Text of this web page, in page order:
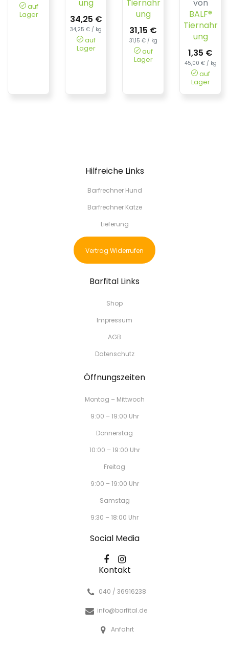
auf
Lager
ung
34,25 €
34,25 € / kg
auf
Lager
Tiernahr
ung
31,15 €
31,15 € / kg
auf
Lager
von
BALF®
Tiernahr
ung
1,35 €
45,00 € / kg
auf
Lager
Hilfreiche Links
Barfrechner Hund
Barfrechner Katze
Lieferung
Vertrag Widerrufen
Barfital Links
Shop
Impressum
AGB
Datenschutz
Öffnungszeiten
Montag – Mittwoch
9:00 – 19:00 Uhr
Donnerstag
10:00 – 19:00 Uhr
Freitag
9:00 – 19:00 Uhr
Samstag
9:30 – 18:00 Uhr
Social Media
Kontakt
040 / 36916238
info@barfital.de
Anfahrt